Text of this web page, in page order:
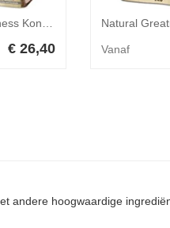
€ 26,40 Vanaf
andere hoogwaardige